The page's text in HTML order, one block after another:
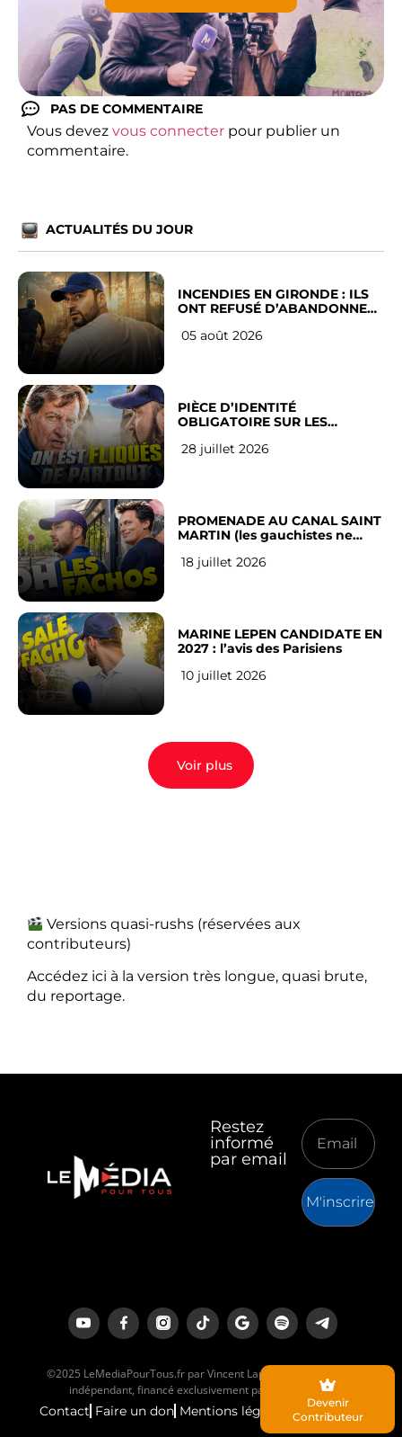
PAS DE COMMENTAIRE
Vous devez vous connecter pour publier un
commentaire.
ACTUALITÉS DU JOUR
INCENDIES EN GIRONDE : ILS
ONT REFUSÉ D’ABANDONNER
05 août 2026
PIÈCE D’IDENTITÉ
OBLIGATOIRE SUR LES
Français
28 juillet 2026
PROMENADE AU CANAL SAINT
MARTIN (les gauchistes ne
18 juillet 2026
MARINE LEPEN CANDIDATE EN
2027 : l’avis des Parisiens
10 juillet 2026
Voir plus
Versions quasi-rushs (réservées aux
contributeurs)
Accédez ici à la version très longue, quasi brute,
du reportage.
Restez
informé
par email
M'inscrire
©2025 LeMediaPourTous.fr par Vincent Lapierre est un média
indépendant, financé exclusivement par ses lecteurs.
Contact Faire un don Mentions légales
Devenir
Contributeur